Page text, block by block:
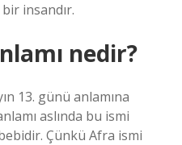
insandır.
nedir?
13. günü anlamına
aslında bu ismi
Çünkü Afra ismi